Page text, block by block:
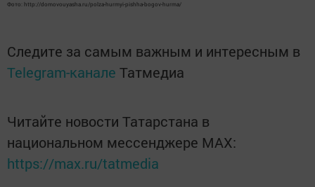
Фото: http://domovouyasha.ru/polza-hurmyi-pishha-bogov-hurma/
Следите за самым важным и интересным в
Telegram-канале Татмедиа
Читайте новости Татарстана в
национальном мессенджере MАХ:
https://max.ru/tatmedia